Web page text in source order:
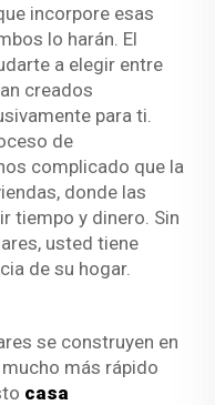
incorpore esas
lo harán. El
a elegir entre
creados
para ti.
de
complicado que la
donde las
tiempo y dinero. Sin
usted tiene
de su hogar.
se construyen en
más rápido
casa